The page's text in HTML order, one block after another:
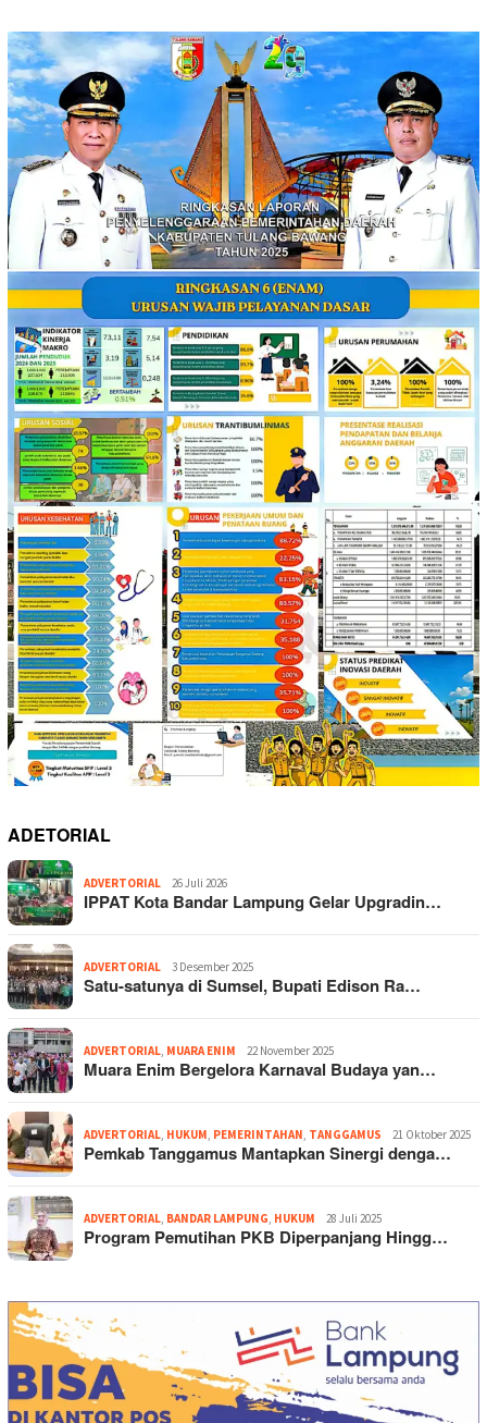
ADETORIAL
ADVERTORIAL 26 Juli 2026
IPPAT Kota Bandar Lampung Gelar Upgradin…
ADVERTORIAL 3 Desember 2025
Satu-satunya di Sumsel, Bupati Edison Ra…
ADVERTORIAL MUARA ENIM 22 November 2025
Muara Enim Bergelora Karnaval Budaya yan…
ADVERTORIAL HUKUM PEMERINTAHAN TANGGAMUS 21 Oktober 2025
Pemkab Tanggamus Mantapkan Sinergi denga…
ADVERTORIAL BANDAR LAMPUNG HUKUM 28 Juli 2025
Program Pemutihan PKB Diperpanjang Hingg…